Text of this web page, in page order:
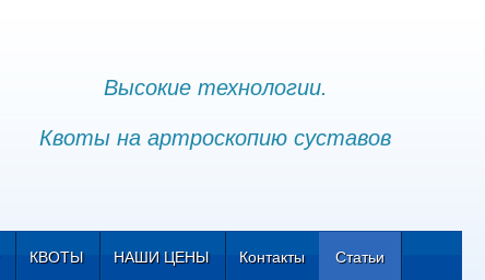
Высокие технологии.
Квоты на артроскопию суставов
КВОТЫ НАШИ ЦЕНЫ Контакты Статьи